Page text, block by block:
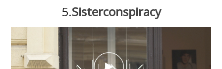
5.Sisterconspiracy